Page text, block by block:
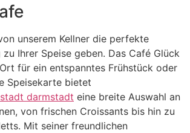
unserem Kellner die perfekte
Ihrer Speise geben. Das Café Glück
für ein entspanntes Frühstück oder
Speisekarte bietet
darmstadt eine breite Auswahl an
von frischen Croissants bis hin zu
Mit seiner freundlichen